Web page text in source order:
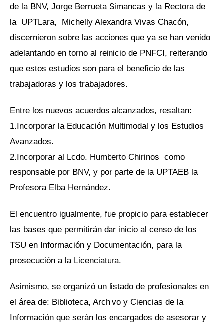
de la BNV, Jorge Berrueta Simancas y la Rectora de
la UPTLara, Michelly Alexandra Vivas Chacón,
discernieron sobre las acciones que ya se han venido
adelantando en torno al reinicio de PNFCI, reiterando
que estos estudios son para el beneficio de las
trabajadoras y los trabajadores.
Entre los nuevos acuerdos alcanzados, resaltan:
1.Incorporar la Educación Multimodal y los Estudios
Avanzados.
2.Incorporar al Lcdo. Humberto Chirinos como
responsable por BNV, y por parte de la UPTAEB la
Profesora Elba Hernández.
El encuentro igualmente, fue propicio para establecer
las bases que permitirán dar inicio al censo de los
TSU en Información y Documentación, para la
prosecución a la Licenciatura.
Asimismo, se organizó un listado de profesionales en
el área de: Biblioteca, Archivo y Ciencias de la
Información que serán los encargados de asesorar y